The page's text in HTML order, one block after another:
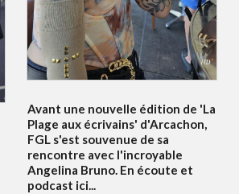
Avant une nouvelle édition de 'La
Plage aux écrivains' d'Arcachon,
FGL s'est souvenue de sa
rencontre avec l'incroyable
Angelina Bruno. En écoute et
podcast ici...